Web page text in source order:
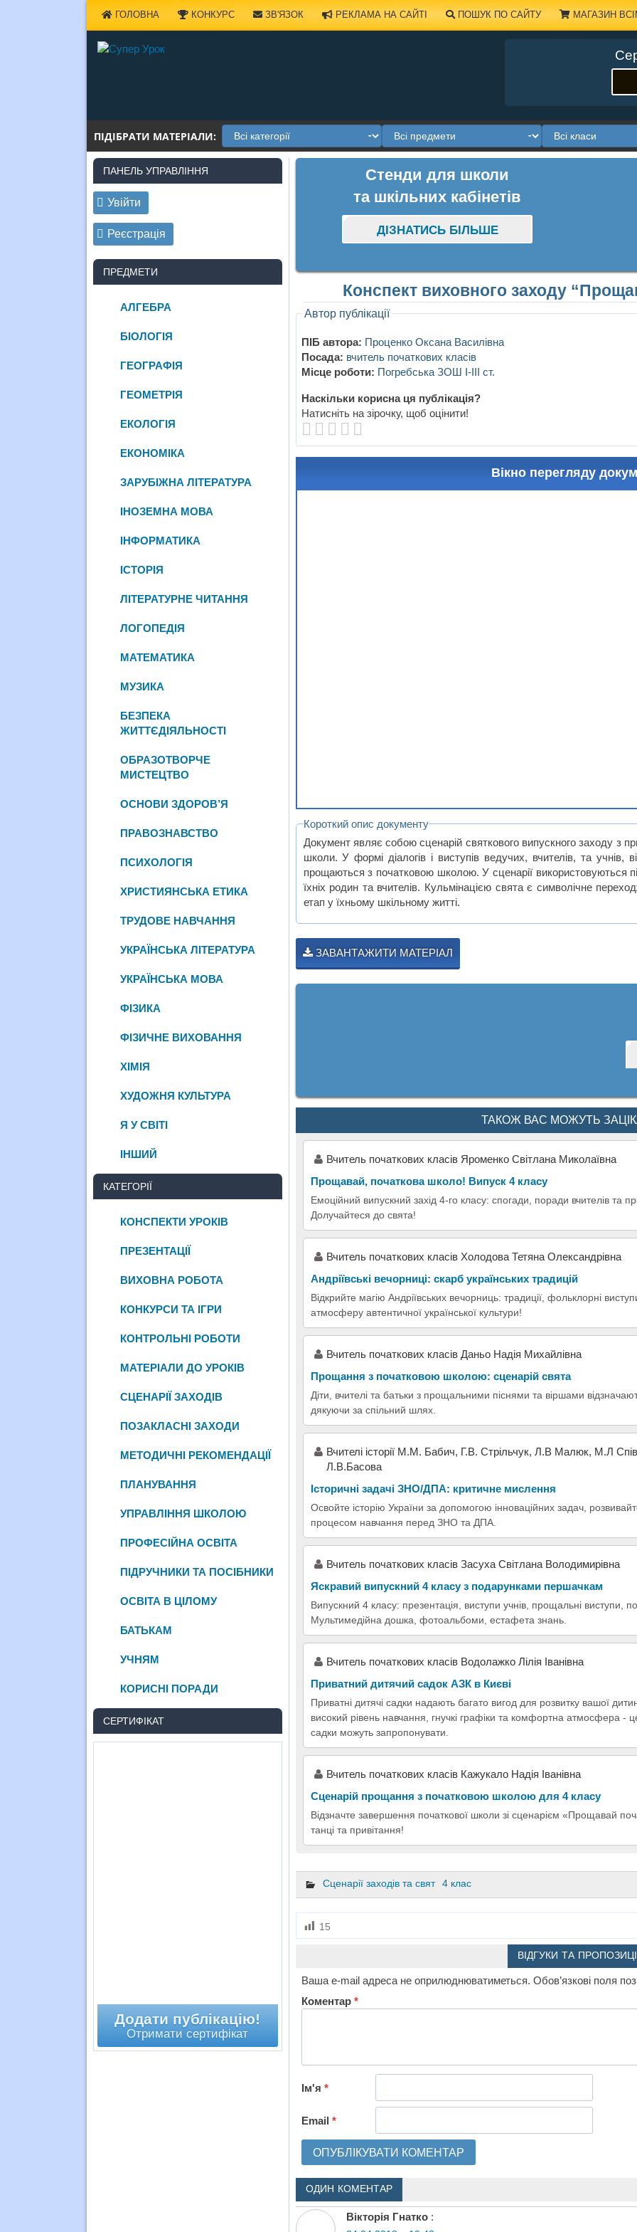
ГОЛОВНА КОНКУРС ЗВ'ЯЗОК РЕКЛАМА НА САЙТІ ПОШУК ПО САЙТУ МАГАЗИН
ПІДІБРАТИ МАТЕРІАЛИ:
Стенди для школи
та шкільних кабінетів
ДІЗНАТИСЬ БІЛЬШЕ
Конспект виховного заходу
Автор публікації
ПІБ автора: Проценко Оксана Василівна
Посада: вчитель початкових класів
Місце роботи: Погребська ЗОШ I-III ст.
Наскільки корисна ця публікація?
Натисніть на зірочку, щоб оцінити!
Вікно перегляду
Короткий опис документу
Документ являє собою сценарій святкового випускного заходу з
школи. У формі діалогів і виступів ведучих, вчителів, та учнів,
прощаються з початковою школою. У сценарії використовуються
їхніх родин та вчителів. Кульмінацією свята є символічне
етап у їхньому шкільному житті.
ЗАВАНТАЖИТИ МАТЕРІАЛ
ТАКОЖ ВАС МОЖУТЬ
Вчитель початкових класів Яроменко Світлана Миколаївна
Прощавай, початкова школо! Випуск 4 класу
Емоційний випускний захід 4-го класу: спогади, поради вчителів та
Долучайтеся до свята!
Вчитель початкових класів Холодова Тетяна Олександрівна
Андріївські вечорниці: скарб українських традицій
Відкрийте магію Андріївських вечорниць: традиції, фольклорні
атмосферу автентичної української культури!
Вчитель початкових класів Даньо Надія Михайлівна
Прощання з початковою школою: сценарій свята
Діти, вчителі та батьки з прощальними піснями та віршами
дякуючи за спільний шлях.
Вчителі історії М.М. Бабич, Г.В. Стрільчук, Л.В Малюк, М.Л
Л.В.Басова
Історичні задачі ЗНО/ДПА: критичне мислення
Освойте історію України за допомогою інноваційних задач,
процесом навчання перед ЗНО та ДПА.
Вчитель початкових класів Засуха Світлана Володимирівна
Яскравий випускний 4 класу з подарунками першачкам
Випускний 4 класу: презентація, виступи учнів, прощальні виступи,
Мультимедійна дошка, фотоальбоми, естафета знань.
Вчитель початкових класів Водолажко Лілія Іванівна
Приватний дитячий садок АЗК в Києві
Приватні дитячі садки надають багато вигод для розвитку вашої
високий рівень навчання, гнучкі графіки та комфортна атмосфера -
садки можуть запропонувати.
Вчитель початкових класів Кажукало Надія Іванівна
Сценарій прощання з початковою школою для 4 класу
Відзначте завершення початкової школи зі сценарієм «Прощавай
танці та привітання!
Сценарії заходів та свят 4 клас
15
ВІДГУКИ ТА
Ваша e-mail адреса не оприлюднюватиметься. Обов’язкові поля
Коментар *
Ім'я *
Email *
ОДИН КОМЕНТАР
Вікторія Гнатко :
ПАНЕЛЬ УПРАВЛІННЯ
Увійти
Реєстрація
ПРЕДМЕТИ
АЛГЕБРА
БІОЛОГІЯ
ГЕОГРАФІЯ
ГЕОМЕТРІЯ
ЕКОЛОГІЯ
ЕКОНОМІКА
ЗАРУБІЖНА ЛІТЕРАТУРА
ІНОЗЕМНА МОВА
ІНФОРМАТИКА
ІСТОРІЯ
ЛІТЕРАТУРНЕ ЧИТАННЯ
ЛОГОПЕДІЯ
МАТЕМАТИКА
МУЗИКА
БЕЗПЕКА
ЖИТТЄДІЯЛЬНОСТІ
ОБРАЗОТВОРЧЕ
МИСТЕЦТВО
ОСНОВИ ЗДОРОВ’Я
ПРАВОЗНАВСТВО
ПСИХОЛОГІЯ
ХРИСТИЯНСЬКА ЕТИКА
ТРУДОВЕ НАВЧАННЯ
УКРАЇНСЬКА ЛІТЕРАТУРА
УКРАЇНСЬКА МОВА
ФІЗИКА
ФІЗИЧНЕ ВИХОВАННЯ
ХІМІЯ
ХУДОЖНЯ КУЛЬТУРА
Я У СВІТІ
ІНШИЙ
КАТЕГОРІЇ
КОНСПЕКТИ УРОКІВ
ПРЕЗЕНТАЦІЇ
ВИХОВНА РОБОТА
КОНКУРСИ ТА ІГРИ
КОНТРОЛЬНІ РОБОТИ
МАТЕРІАЛИ ДО УРОКІВ
СЦЕНАРІЇ ЗАХОДІВ
ПОЗАКЛАСНІ ЗАХОДИ
МЕТОДИЧНІ РЕКОМЕНДАЦІЇ
ПЛАНУВАННЯ
УПРАВЛІННЯ ШКОЛОЮ
ПРОФЕСІЙНА ОСВІТА
ПІДРУЧНИКИ ТА ПОСІБНИКИ
ОСВІТА В ЦІЛОМУ
БАТЬКАМ
УЧНЯМ
КОРИСНІ ПОРАДИ
СЕРТИФІКАТ
Додати публікацію!
Отримати сертифікат